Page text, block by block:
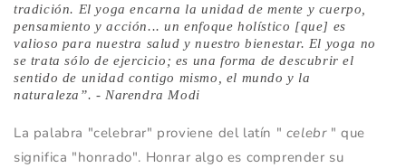
tradición. El yoga encarna la unidad de mente y cuerpo,
pensamiento y acción... un enfoque holístico [que] es
valioso para nuestra salud y nuestro bienestar. El yoga no
se trata sólo de ejercicio; es una forma de descubrir el
sentido de unidad contigo mismo, el mundo y la
naturaleza”. - Narendra Modi
La palabra "celebrar" proviene del latín " celebr " que
significa "honrado". Honrar algo es comprender su